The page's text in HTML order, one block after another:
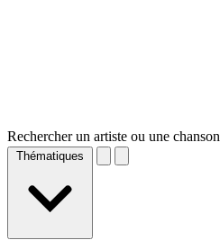
Rechercher un artiste ou une chanson
Thématiques